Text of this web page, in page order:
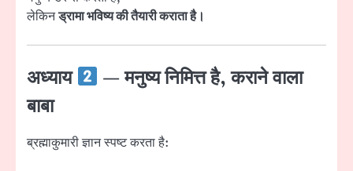
लेकिनड्रामा भविष्य की तैयारी कराता है।
अध्याय
— मनुष्य निमित्त है, कराने वाला
बाबा
ब्रह्माकुमारी ज्ञान स्पष्ट करता है: